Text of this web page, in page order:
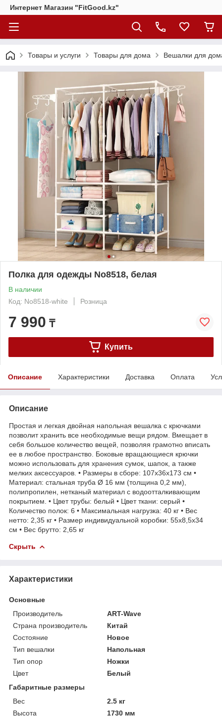
Интернет Магазин "FitGood.kz"
Товары и услуги Товары для дома Вешалки для
Полка для одежды No8518, белая
В наличии
Код: No8518-white
Розница
7 990 ₸
Купить
Описание Характеристики Доставка Оплата
Описание
Простая и легкая двойная напольная вешалка с крючками
позволит хранить все необходимые вещи рядом. Вмещает в
себя большое количество вещей, позволяя грамотно вписать
ее в любое пространство. Боковые вращающиеся крючки
можно использовать для хранения сумок, шапок, а также
мелких аксессуаров. • Размеры в сборе: 107x36x173 см •
Материал: стальная труба Ø 16 мм (толщина 0,2 мм),
полипропилен, нетканый материал с водоотталкивающим
покрытием. • Цвет трубы: белый • Цвет ткани: серый •
Количество полок: 6 • Максимальная нагрузка: 40 кг • Вес
нетто: 2,35 кг • Размер индивидуальной коробки: 55x8,5x34
см • Вес брутто: 2,65 кг
Скрыть
Характеристики
Основные
Производитель
ART-Wave
Страна производитель
Китай
Состояние
Новое
Тип вешалки
Напольная
Тип опор
Ножки
Цвет
Белый
Габаритные размеры
Вес
2.5 кг
Высота
1730 мм